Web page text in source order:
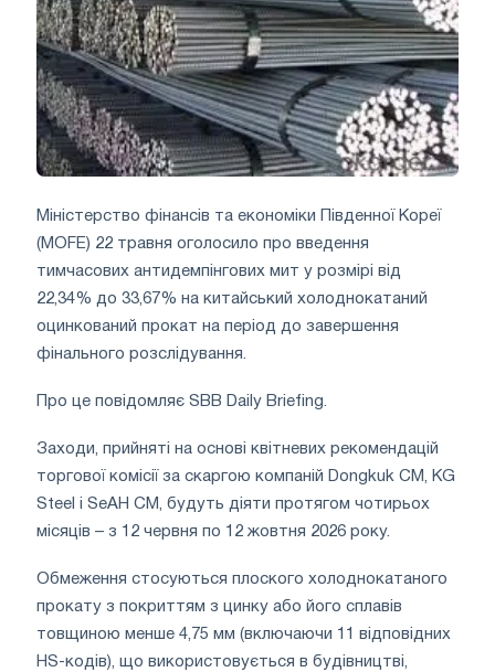
Міністерство фінансів та економіки Південної Кореї
(MOFE) 22 травня оголосило про введення
тимчасових антидемпінгових мит у розмірі від
22,34% до 33,67% на китайський холоднокатаний
оцинкований прокат на період до завершення
фінального розслідування.
Про це повідомляє SBB Daily Briefing.
Заходи, прийняті на основі квітневих рекомендацій
торгової комісії за скаргою компаній Dongkuk CM, KG
Steel і SeAH CM, будуть діяти протягом чотирьох
місяців – з 12 червня по 12 жовтня 2026 року.
Обмеження стосуються плоского холоднокатаного
прокату з покриттям з цинку або його сплавів
товщиною менше 4,75 мм (включаючи 11 відповідних
HS-кодів), що використовується в будівництві,